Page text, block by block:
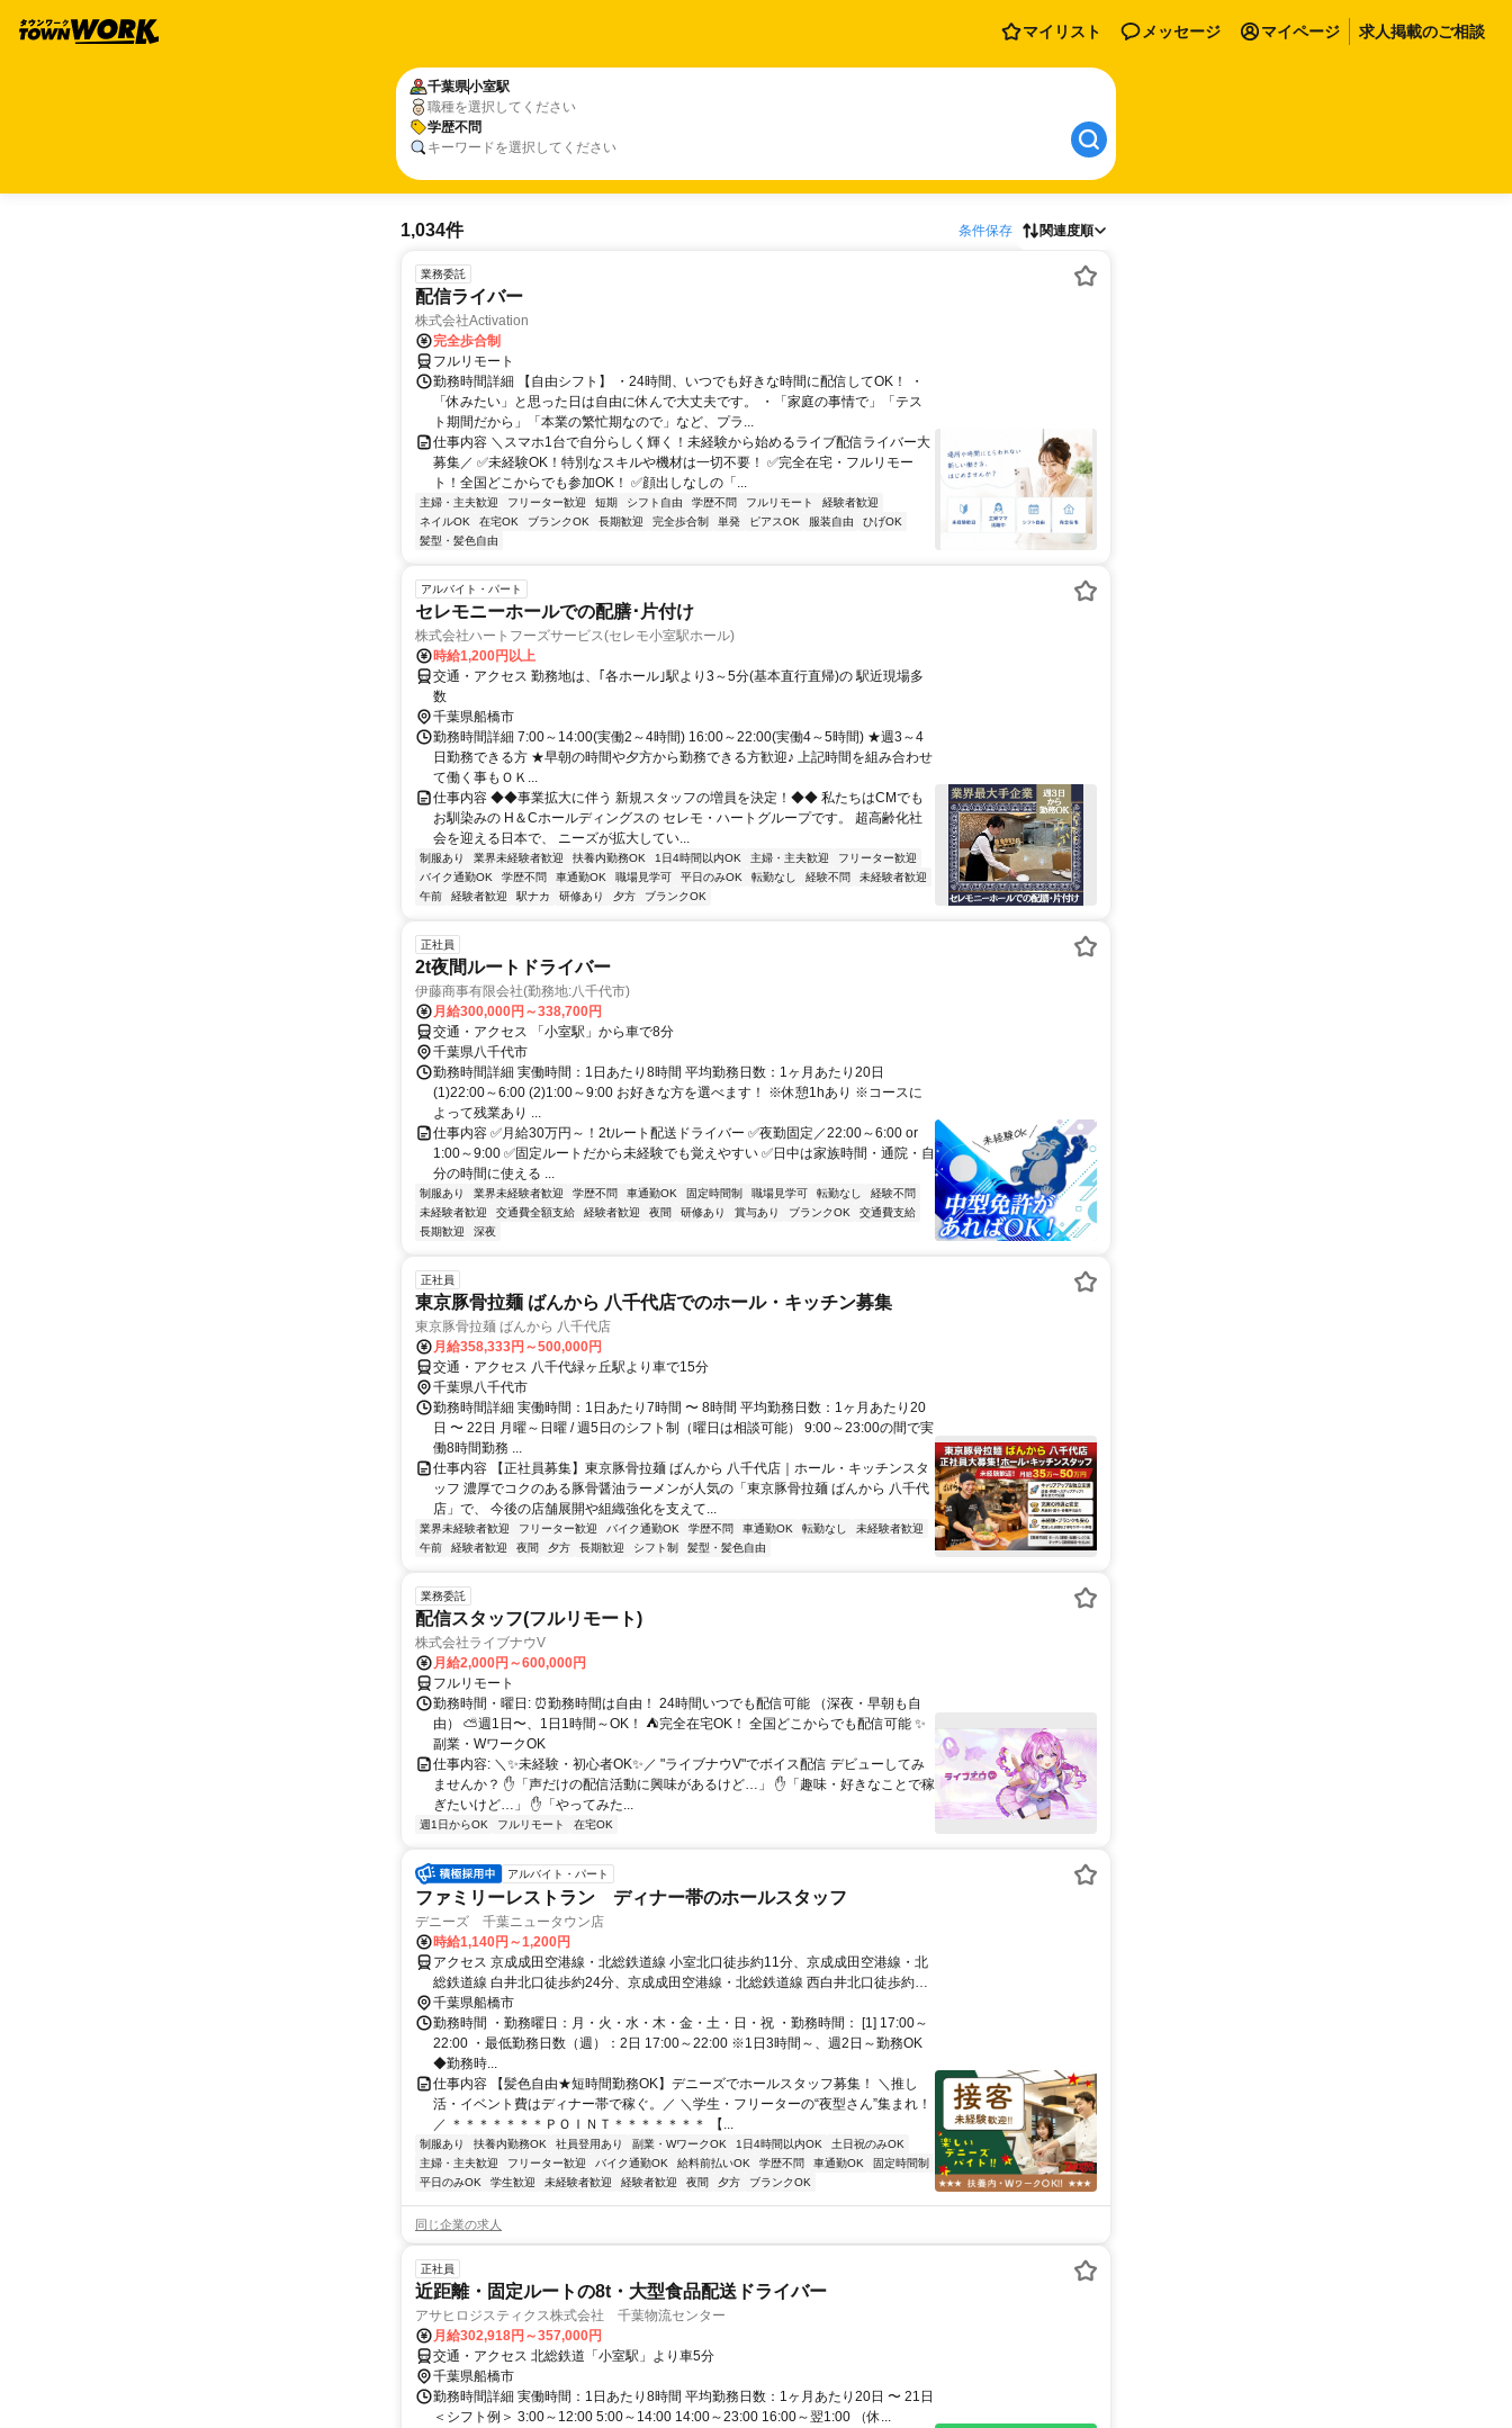
マイリスト メッセージ マイページ 求人掲載のご相談
千葉県小室駅
職種を選択してください
学歴不問
キーワードを選択してください
1,034件 条件保存 関連度順
業務委託
配信ライバー
株式会社Activation
完全歩合制
フルリモート
勤務時間詳細 【自由シフト】 ・24時間、いつでも好きな時間に配信してOK！ ・
「休みたい」と思った日は自由に休んで大丈夫です。 ・「家庭の事情で」「テス
ト期間だから」「本業の繁忙期なので」など、プラ...
仕事内容 ＼スマホ1台で自分らしく輝く！未経験から始めるライブ配信ライバー大
募集／ ✅未経験OK！特別なスキルや機材は一切不要！ ✅完全在宅・フルリモー
ト！全国どこからでも参加OK！ ✅顔出しなしの「...
主婦・主夫歓迎 フリーター歓迎 短期 シフト自由 学歴不問 フルリモート
経験者歓迎
ネイルOK
在宅OK ブランクOK 長期歓迎 完全歩合制 単発 ピアスOK 服装自由
ひげOK
髪型・髪色自由
アルバイト・パート
セレモニーホールでの配膳･片付け
株式会社ハートフーズサービス(セレモ小室駅ホール)
時給1,200円以上
交通・アクセス 勤務地は、｢各ホール｣駅より3～5分(基本直行直帰)の 駅近現場多
数
千葉県船橋市
勤務時間詳細 7:00～14:00(実働2～4時間) 16:00～22:00(実働4～5時間) ★週3～4
日勤務できる方 ★早朝の時間や夕方から勤務できる方歓迎♪ 上記時間を組み合わせ
て働く事もＯＫ...
仕事内容 ◆◆事業拡大に伴う 新規スタッフの増員を決定！◆◆ 私たちはCMでも
お馴染みの H＆Cホールディングスの セレモ・ハートグループです。 超高齢化社
会を迎える日本で、 ニーズが拡大してい...
制服あり 業界未経験者歓迎 扶養内勤務OK 1日4時間以内OK 主婦・主夫歓迎
フリーター歓迎
バイク通勤OK
学歴不問 車通勤OK 職場見学可 平日のみOK 転勤なし 経験不問
未経験者歓迎
午前
経験者歓迎 駅ナカ 研修あり 夕方 ブランクOK
正社員
2t夜間ルートドライバー
伊藤商事有限会社(勤務地:八千代市)
月給300,000円～338,700円
交通・アクセス 「小室駅」から車で8分
千葉県八千代市
勤務時間詳細 実働時間：1日あたり8時間 平均勤務日数：1ヶ月あたり20日
(1)22:00～6:00 (2)1:00～9:00 お好きな方を選べます！ ※休憩1hあり ※コースに
よって残業あり ...
仕事内容 ✅月給30万円～！2tルート配送ドライバー ✅夜勤固定／22:00～6:00 or
1:00～9:00 ✅固定ルートだから未経験でも覚えやすい ✅日中は家族時間・通院・自
分の時間に使える ...
制服あり 業界未経験者歓迎 学歴不問 車通勤OK 固定時間制 職場見学可 転勤なし
経験不問
未経験者歓迎
交通費全額支給 経験者歓迎 夜間 研修あり 賞与あり ブランクOK
交通費支給
長期歓迎
深夜
正社員
東京豚骨拉麺 ばんから 八千代店でのホール・キッチン募集
東京豚骨拉麺 ばんから 八千代店
月給358,333円～500,000円
交通・アクセス 八千代緑ヶ丘駅より車で15分
千葉県八千代市
勤務時間詳細 実働時間：1日あたり7時間 〜 8時間 平均勤務日数：1ヶ月あたり20
日 〜 22日 月曜～日曜 / 週5日のシフト制（曜日は相談可能） 9:00～23:00の間で実
働8時間勤務 ...
仕事内容 【正社員募集】東京豚骨拉麺 ばんから 八千代店｜ホール・キッチンスタ
ッフ 濃厚でコクのある豚骨醤油ラーメンが人気の「東京豚骨拉麺 ばんから 八千代
店」で、 今後の店舗展開や組織強化を支えて...
業界未経験者歓迎 フリーター歓迎 バイク通勤OK 学歴不問 車通勤OK 転勤なし
未経験者歓迎
午前
経験者歓迎 夜間 夕方 長期歓迎 シフト制 髪型・髪色自由
業務委託
配信スタッフ(フルリモート)
株式会社ライブナウV
月給2,000円～600,000円
フルリモート
勤務時間・曜日: ⏰勤務時間は自由！ 24時間いつでも配信可能 （深夜・早朝も自
由） ⛅週1日〜、1日1時間～OK！ ⛺完全在宅OK！ 全国どこからでも配信可能 ✨
副業・WワークOK
仕事内容: ＼✨未経験・初心者OK✨／ "ライブナウV"でボイス配信 デビューしてみ
ませんか？ ✋「声だけの配信活動に興味があるけど…」 ✋「趣味・好きなことで稼
ぎたいけど…」 ✋「やってみた...
週1日からOK フルリモート 在宅OK
アルバイト・パート
ファミリーレストラン ディナー帯のホールスタッフ
デニーズ 千葉ニュータウン店
時給1,140円～1,200円
アクセス 京成成田空港線・北総鉄道線 小室北口徒歩約11分、京成成田空港線・北
総鉄道線 白井北口徒歩約24分、京成成田空港線・北総鉄道線 西白井北口徒歩約49
分 小室駅より徒歩10分
千葉県船橋市
勤務時間 ・勤務曜日：月・火・水・木・金・土・日・祝 ・勤務時間： [1] 17:00～
22:00 ・最低勤務日数（週）：2日 17:00～22:00 ※1日3時間～、週2日～勤務OK
◆勤務時...
仕事内容 【髪色自由★短時間勤務OK】デニーズでホールスタッフ募集！ ＼推し
活・イベント費はディナー帯で稼ぐ。／ ＼学生・フリーターの“夜型さん”集まれ！
／ ＊＊＊＊＊＊＊ＰＯＩＮＴ＊＊＊＊＊＊＊ 【...
制服あり 扶養内勤務OK 社員登用あり 副業・WワークOK 1日4時間以内OK
土日祝のみOK
主婦・主夫歓迎
フリーター歓迎 バイク通勤OK 給料前払いOK 学歴不問 車通勤OK
固定時間制
平日のみOK
学生歓迎 未経験者歓迎 経験者歓迎 夜間 夕方 ブランクOK
同じ企業の求人
正社員
近距離・固定ルートの8t・大型食品配送ドライバー
アサヒロジスティクス株式会社 千葉物流センター
月給302,918円～357,000円
交通・アクセス 北総鉄道「小室駅」より車5分
千葉県船橋市
勤務時間詳細 実働時間：1日あたり8時間 平均勤務日数：1ヶ月あたり20日 〜 21日
＜シフト例＞ 3:00～12:00 5:00～14:00 14:00～23:00 16:00～翌1:00 （休...